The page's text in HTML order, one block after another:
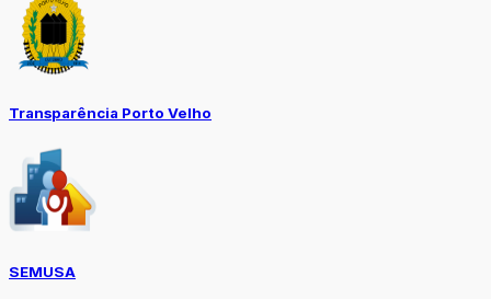
Transparência Porto Velho
SEMUSA